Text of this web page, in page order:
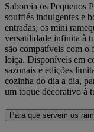
Saboreia os Pequenos
soufflés indulgentes e
entradas, os mini
versatilidade infinita à
são compatíveis com o
loiça. Disponíveis em
sazonais e edições
cozinha do dia a dia,
um toque decorativo à
Para que servem os